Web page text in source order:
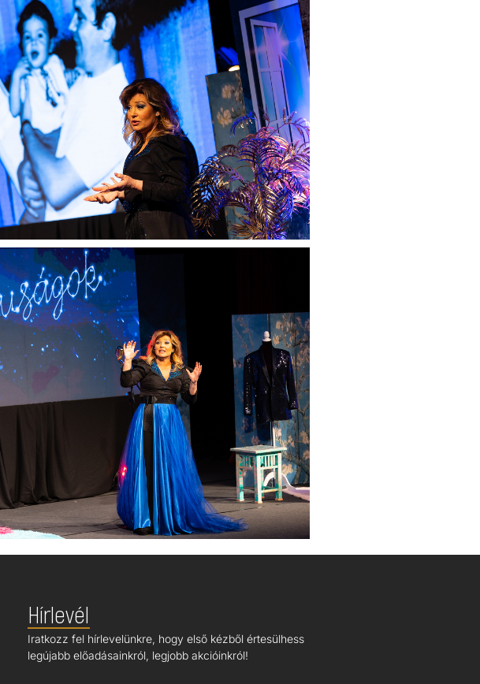
Hírlevél
Iratkozz fel hírlevelünkre, hogy első kézből értesülhess
legújabb előadásainkról, legjobb akcióinkról!